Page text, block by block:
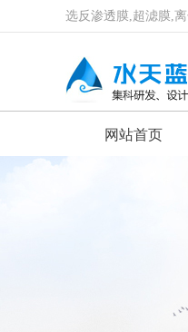
选反渗透膜,超滤膜,
网站首页